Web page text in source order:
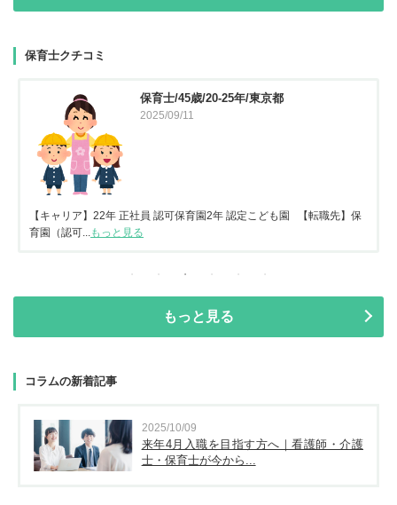
保育士クチコミ
保育士/45歳/20-25年/東京都
2025/09/11
【キャリア】22年 正社員 認可保育園2年 認定こども園 【転職先】保
育園（認可...
もっと見る
もっと見る
コラムの新着記事
2025/10/09
来年4月入職を目指す方へ｜看護師・介護
士・保育士が今から...